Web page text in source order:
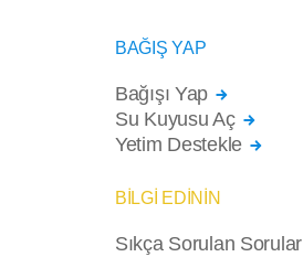
BAĞIŞ YAP
Bağışı Yap
Su Kuyusu Aç
Yetim Destekle
BİLGİ EDİNİN
Sıkça Sorulan Sorular